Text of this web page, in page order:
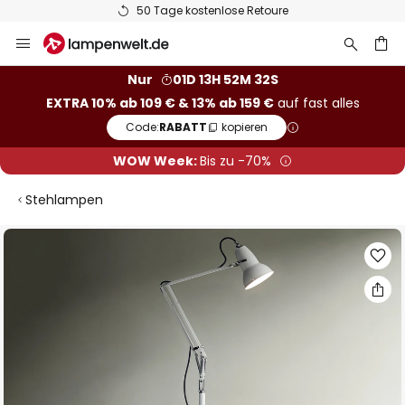
50 Tage kostenlose Retoure
Inhalt
Nur
01D 13H 52M 32S
EXTRA 10% ab 109 € & 13% ab 159 €auf fast alles
Code:RABATT kopieren
WOW Week:Bis zu -70%
Stehlampen
Zum